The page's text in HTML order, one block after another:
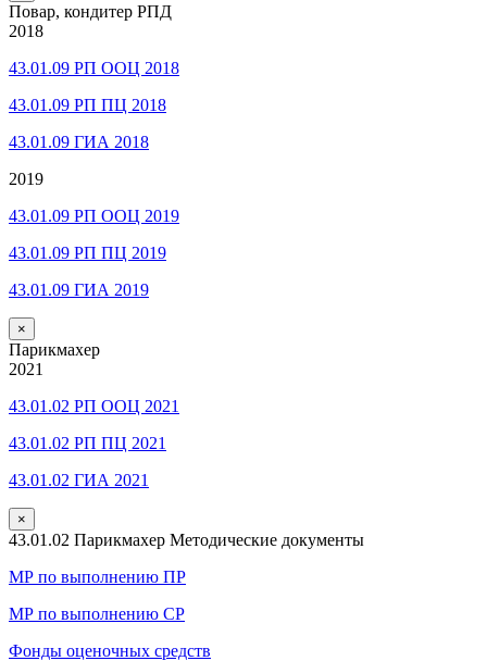
Повар, кондитер РПД
2018
43.01.09 РП ООЦ 2018
43.01.09 РП ПЦ 2018
43.01.09 ГИА 2018
2019
43.01.09 РП ООЦ 2019
43.01.09 РП ПЦ 2019
43.01.09 ГИА 2019
×
Парикмахер
2021
43.01.02 РП ООЦ 2021
43.01.02 РП ПЦ 2021
43.01.02 ГИА 2021
×
43.01.02 Парикмахер Методические документы
МР по выполнению ПР
МР по выполнению СР
Фонды оценочных средств